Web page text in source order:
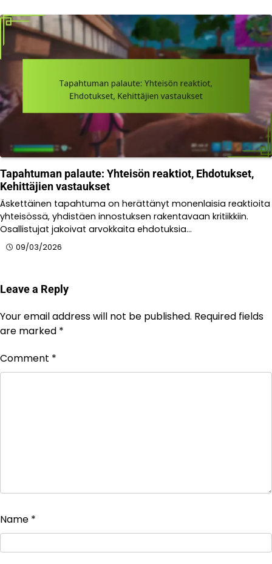
Tapahtuman palaute: Yhteisön reaktiot, Ehdotukset,
Kehittäjien vastaukset
Äskettäinen tapahtuma on herättänyt monenlaisia reaktioita
yhteisössä, yhdistäen innostuksen rakentavaan kritiikkiin.
Osallistujat jakoivat arvokkaita ehdotuksia…
09/03/2026
Leave a Reply
Your email address will not be published. Required fields
are marked *
Comment *
Name *